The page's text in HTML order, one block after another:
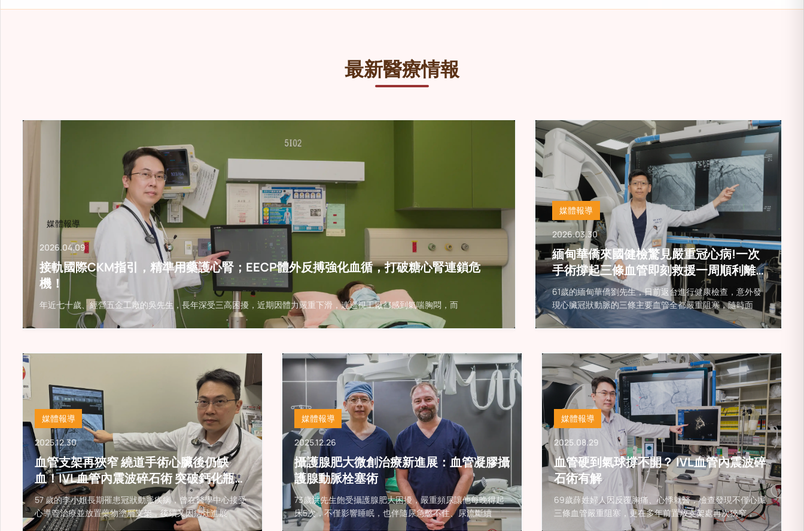
治療方式：血管雷射治療
治療方式：導管消融術（電燒）
最新醫療情報
媒體報導
2026.04.09
接軌國際CKM指引，精準用藥護心腎；EECP體外反搏強化血循，打破糖心腎連鎖危
機！
年近七十歲、經營五金工廠的吳先生，長年深受三高困擾，近期因體力嚴重下滑，連巡視工廠都感到氣喘胸悶，而
媒體報導
2026.03.30
緬甸華僑來國健檢驚見嚴重冠心病!一次
手術撐起三條血管即刻救援一周順利離
台
61歲的緬甸華僑劉先生，日前返台進行健康檢查，意外發
現心臟冠狀動脈的三條主要血管全都嚴重阻塞，隨時面
媒體報導
2025.12.30
血管支架再狹窄 繞道手術心臟後仍缺
血！IVL血管內震波碎石術 突破鈣化瓶頸
改善心臟血流
57 歲的李小姐長期罹患冠狀動脈疾病，曾在醫學中心接受
心導管治療並放置藥物塗層支架，後續又因病灶進展
媒體報導
2025.12.26
攝護腺肥大微創治療新進展：血管凝膠攝
護腺動脈栓塞術
73歲洪先生飽受攝護腺肥大困擾，嚴重頻尿讓他每晚得起
床5次，不僅影響睡眠，也伴隨尿急憋不住、尿流斷續
媒體報導
2025.08.29
血管硬到氣球撐不開？ IVL血管內震波碎
石術有解
69歲薛姓婦人因反覆胸痛、心悸就醫，檢查發現不僅心臟
三條血管嚴重阻塞，更在多年前置放支架處再次狹窄，